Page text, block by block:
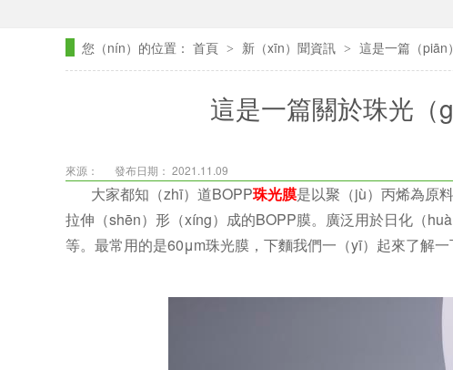
您（nín）的位置： 首頁 > 新（xīn）聞資訊 > 這是一篇（piān
這是一篇關於珠光（
來源： 發布日期： 2021.11.09
大家都知（zhī）道BOPP珠光膜是以聚（jù）丙烯為原
拉伸（shēn）形（xíng）成的BOPP膜。廣泛用於日化（
等。最常用的是60μm珠光膜，下麵我們一（yī）起來了解一